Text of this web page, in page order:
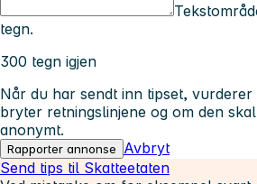
tegn.
300 tegn igjen
Når du har sendt inn tipset,
bryter retningslinjene og om den
anonymt.
Rapporter annonse
Avbryt
Send tips til Skatteetaten